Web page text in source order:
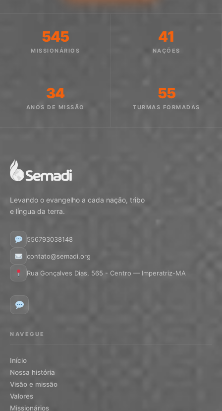
545
MISSIONÁRIOS
41
NAÇÕES
34
ANOS DE MISSÃO
55
TURMAS FORMADAS
Levando o evangelho a cada nação, tribo
e língua da terra.
556793038148
contato@semadi.org
Rua Gonçalves Dias, 565 - Centro — Imperatriz-MA
NAVEGUE
Início
Nossa história
Visão e missão
Valores
Missionários